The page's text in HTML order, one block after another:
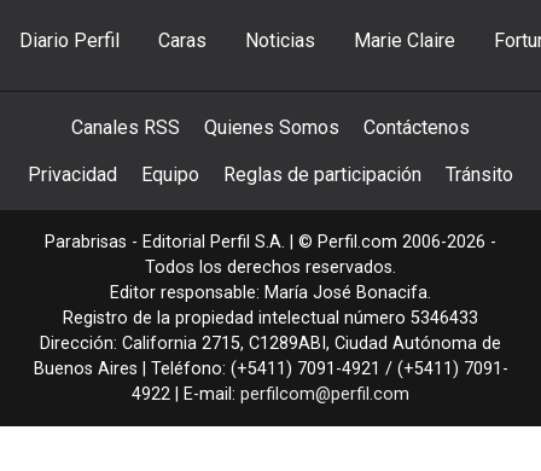
Diario Perfil Caras Noticias Marie Claire
Canales RSS Quienes Somos Contáctenos
Privacidad Equipo Reglas de participación Tránsito
Parabrisas - Editorial Perfil S.A. | © Perfil.com 2006-2026 -
Todos los derechos reservados.
Editor responsable: María José Bonacifa.
Registro de la propiedad intelectual número 5346433
Dirección: California 2715, C1289ABI , Ciudad Autónoma de
Buenos Aires | Teléfono: (+5411) 7091-4921 / (+5411) 7091-
4922 | E-mail: perfilcom@perfil.com